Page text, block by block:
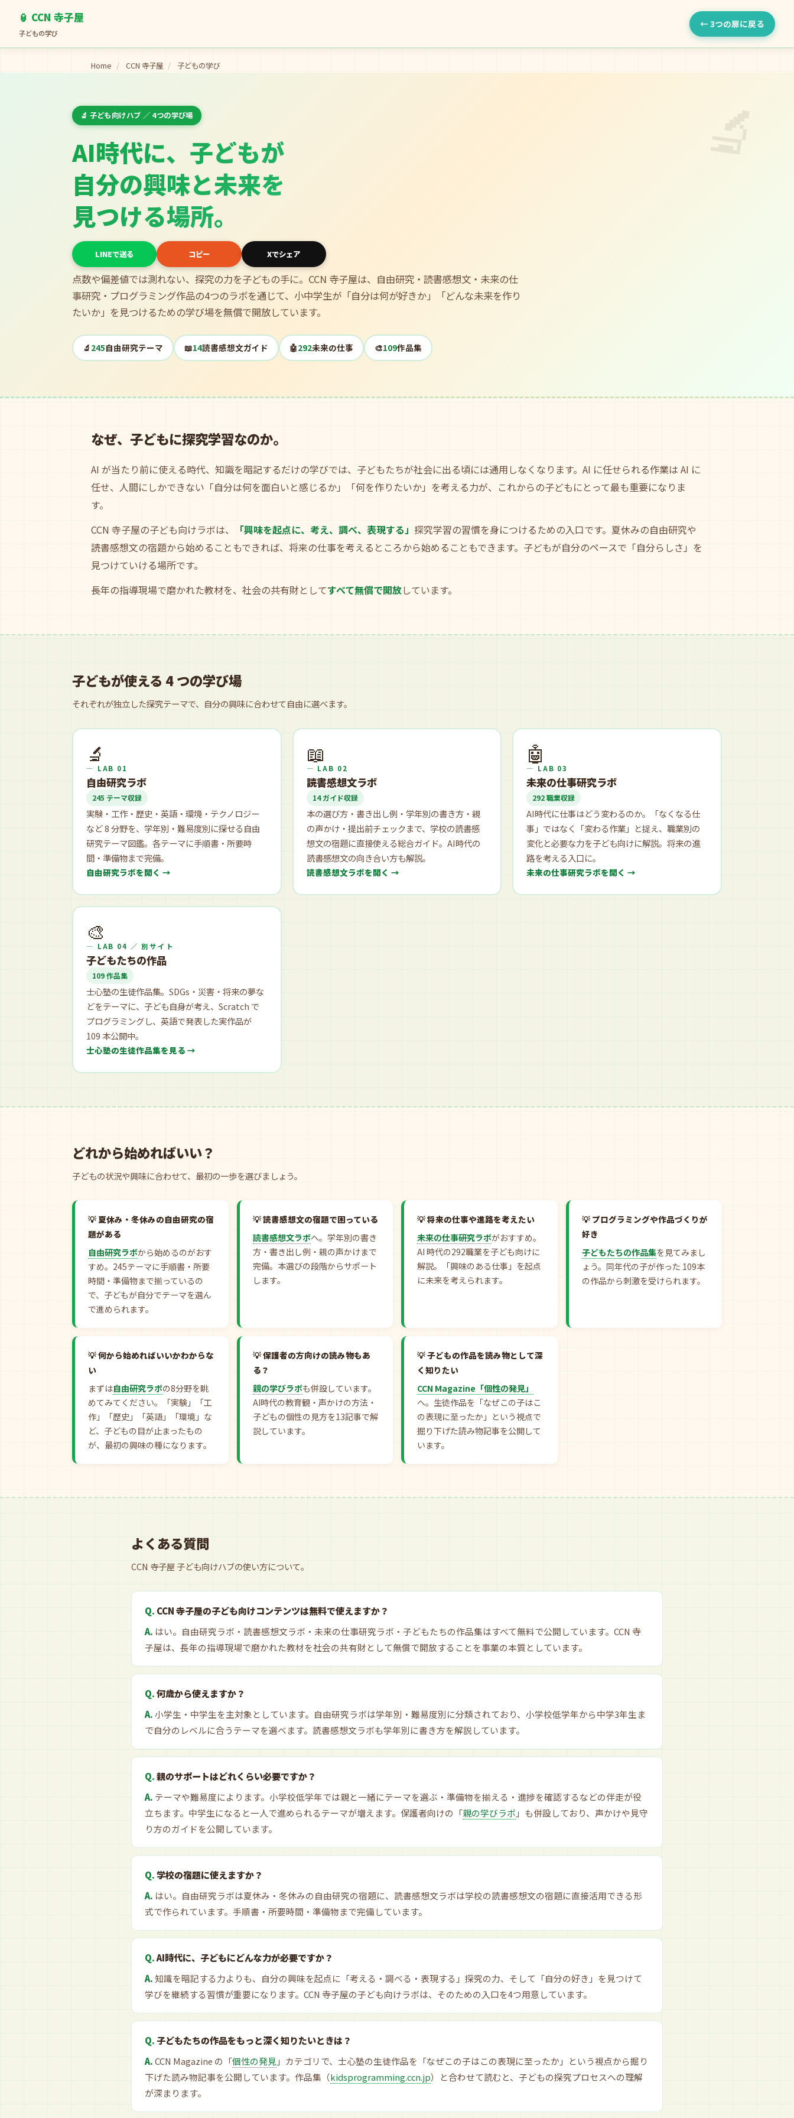
🏮 CCN 寺子屋
子どもの学び
← 3つの扉に戻る
Home / CCN 寺子屋 / 子どもの学び
🔬 子ども向けハブ ／ 4つの学び場
AI時代に、子どもが
自分の興味と未来を
見つける場所。
LINEで送る コピー Xでシェア
点数や偏差値では測れない、探究の力を子どもの手に。CCN 寺子屋は、自由研究・読書感想文・未来の仕
事研究・プログラミング作品の4つのラボを通じて、小中学生が「自分は何が好きか」「どんな未来を作り
たいか」を見つけるための学び場を無償で開放しています。
🔬 245自由研究テーマ 📖14読書感想文ガイド 🤖292未来の仕事 🎨109作品集
なぜ、子どもに探究学習なのか。
AI が当たり前に使える時代、知識を暗記するだけの学びでは、子どもたちが社会に出る頃には通用しなくなります。AI に任せられる作業は AI に
任せ、人間にしかできない「自分は何を面白いと感じるか」「何を作りたいか」を考える力が、これからの子どもにとって最も重要になりま
す。
CCN 寺子屋の子ども向けラボは、
「興味を起点に、考え、調べ、表現する」 探究学習の習慣を身につけるための入口です。夏休みの自由研究や
読書感想文の宿題から始めることもできれば、将来の仕事を考えるところから始めることもできます。子どもが自分のペースで「自分らしさ」を
見つけていける場所です。
長年の指導現場で磨かれた教材を、社会の共有財としてすべて無償で開放しています。
子どもが使える 4 つの学び場
それぞれが独立した探究テーマで、自分の興味に合わせて自由に選べます。
🔬
— LAB 01
自由研究ラボ
245 テーマ収録
実験・工作・歴史・英語・環境・テクノロジー
など 8 分野を、学年別・難易度別に探せる自由
研究テーマ図鑑。各テーマに手順書・所要時
間・準備物まで完備。
自由研究ラボを開く
📖
— LAB 02
読書感想文ラボ
14 ガイド収録
本の選び方・書き出し例・学年別の書き方・親
の声かけ・提出前チェックまで、学校の読書感
想文の宿題に直接使える総合ガイド。AI時代の
読書感想文の向き合い方も解説。
読書感想文ラボを開く
🤖
— LAB 03
未来の仕事研究ラボ
292 職業収録
AI時代に仕事はどう変わるのか。「なくなる仕
事」ではなく「変わる作業」と捉え、職業別の
変化と必要な力を子ども向けに解説。将来の進
路を考える入口に。
未来の仕事研究ラボを開く
🎨
— LAB 04 ／ 別サイト
子どもたちの作品
109 作品集
士心塾の生徒作品集。SDGs・災害・将来の夢な
どをテーマに、子ども自身が考え、Scratch で
プログラミングし、英語で発表した実作品が
109 本公開中。
士心塾の生徒作品集を見る
どれから始めればいい？
子どもの状況や興味に合わせて、最初の一歩を選びましょう。
夏休み・冬休みの自由研究の宿
題がある
自由研究ラボから始めるのがおす
すめ。245テーマに手順書・所要
時間・準備物まで揃っているの
で、子どもが自分でテーマを選ん
で進められます。
読書感想文の宿題で困っている
読書感想文ラボへ。学年別の書き
方・書き出し例・親の声かけまで
完備。本選びの段階からサポート
します。
将来の仕事や進路を考えたい
未来の仕事研究ラボがおすすめ。
AI 時代の292職業を子ども向けに
解説。「興味のある仕事」を起点
に未来を考えられます。
プログラミングや作品づくりが
好き
子どもたちの作品集を見てみまし
ょう。同年代の子が作った 109本
の作品から刺激を受けられます。
何から始めればいいかわからな
い
まずは自由研究ラボの8分野を眺
めてみてください。「実験」「工
作」「歴史」「英語」「環境」な
ど、子どもの目が止まったもの
が、最初の興味の種になります。
保護者の方向けの読み物もあ
る？
親の学びラボも併設しています。
AI時代の教育観・声かけの方法・
子どもの個性の見方を13記事で解
説しています。
子どもの作品を読み物として深
く知りたい
CCN Magazine「個性の発見」
へ。生徒作品を「なぜこの子はこ
の表現に至ったか」という視点で
掘り下げた読み物記事を公開して
います。
よくある質問
CCN 寺子屋 子ども向けハブの使い方について。
CCN 寺子屋の子ども向けコンテンツは無料で使えますか？
はい。自由研究ラボ・読書感想文ラボ・未来の仕事研究ラボ・子どもたちの作品集はすべて無料で公開しています。CCN 寺
子屋は、長年の指導現場で磨かれた教材を社会の共有財として無償で開放することを事業の本質としています。
何歳から使えますか？
小学生・中学生を主対象としています。自由研究ラボは学年別・難易度別に分類されており、小学校低学年から中学3年生ま
で自分のレベルに合うテーマを選べます。読書感想文ラボも学年別に書き方を解説しています。
親のサポートはどれくらい必要ですか？
テーマや難易度によります。小学校低学年では親と一緒にテーマを選ぶ・準備物を揃える・進捗を確認するなどの伴走が役
立ちます。中学生になると一人で進められるテーマが増えます。保護者向けの「親の学びラボ 」も併設しており、声かけや見守
り方のガイドを公開しています。
学校の宿題に使えますか？
はい。自由研究ラボは夏休み・冬休みの自由研究の宿題に、読書感想文ラボは学校の読書感想文の宿題に直接活用できる形
式で作られています。手順書・所要時間・準備物まで完備しています。
AI時代に、子どもにどんな力が必要ですか？
知識を暗記する力よりも、自分の興味を起点に「考える・調べる・表現する」探究の力、そして「自分の好き」を見つけて
学びを継続する習慣が重要になります。CCN 寺子屋の子ども向けラボは、そのための入口を4つ用意しています。
子どもたちの作品をもっと深く知りたいときは？
CCN Magazine の「個性の発見 」カテゴリで、士心塾の生徒作品を「なぜこの子はこの表現に至ったか」という視点から掘り
下げた読み物記事を公開しています。作品集（kidsprogramming.ccn.jp）と合わせて読むと、子どもの探究プロセスへの理解
が深まります。